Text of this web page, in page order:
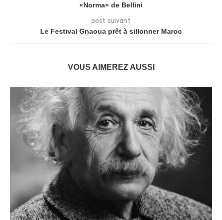
«Norma» de Bellini
post suivant
Le Festival Gnaoua prêt à sillonner Maroc
VOUS AIMEREZ AUSSI